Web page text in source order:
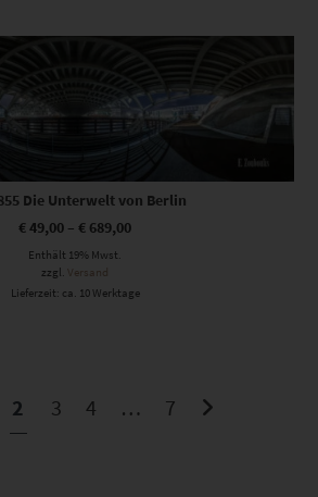
Dieses Produkt weist mehrere Varianten auf. Die Optionen können auf der Produktseite gewählt werden
Die Unterwelt von Berlin
€49,00 – € 689,00
Enthält 19% Mwst.
zzgl. Versand
Lieferzeit: ca. 10 Werktage
2 3 4 … 7